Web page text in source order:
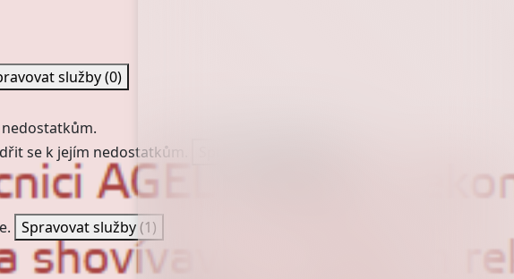
služby(0)
se k jejím nedostatkům.
Spravovat služby(1)